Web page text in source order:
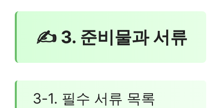
✍ 3. 준비물과 서류
3-1. 필수 서류 목록